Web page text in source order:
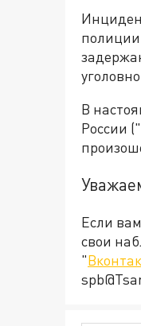
В
России
Если
свои
"